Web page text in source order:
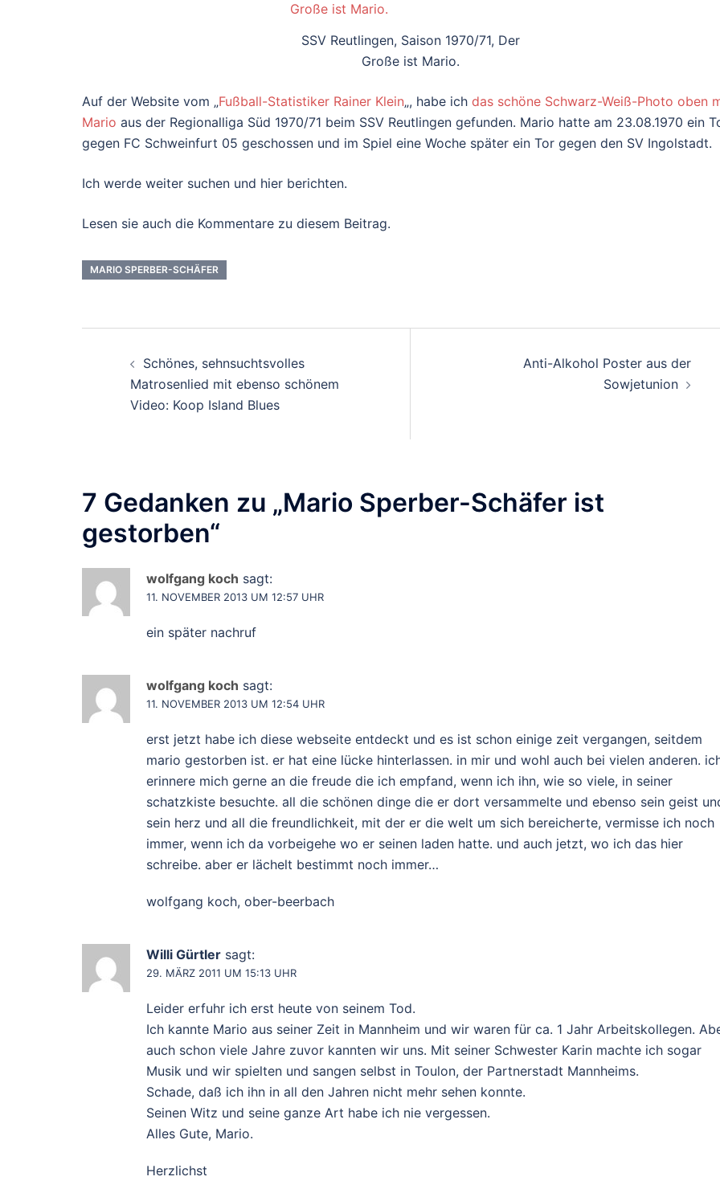
SSV Reutlingen, Saison 1970/71, Der
Große ist Mario.
Auf der Website vom „Fußball-Statistiker Rainer Klein„, habe ich das schöne Schwarz-Weiß-Photo oben
Mario aus der Regionalliga Süd 1970/71 beim SSV Reutlingen gefunden. Mario hatte am 23.08.1970 ein
gegen FC Schweinfurt 05 geschossen und im Spiel eine Woche später ein Tor gegen den SV Ingolstadt.
Ich werde weiter suchen und hier berichten.
Lesen sie auch die Kommentare zu diesem Beitrag.
MARIO SPERBER-SCHÄFER
Beitragsnavigation
Schönes, sehnsuchtsvolles
Matrosenlied mit ebenso schönem
Video: Koop Island Blues
Anti-Alkohol Poster aus der
Sowjetunion
7 Gedanken zu „Mario Sperber-Schäfer ist
gestorben“
wolfgang koch sagt:
11. NOVEMBER 2013 UM 12:57 UHR
ein später nachruf
wolfgang koch sagt:
11. NOVEMBER 2013 UM 12:54 UHR
erst jetzt habe ich diese webseite entdeckt und es ist schon einige zeit vergangen, seitdem
mario gestorben ist. er hat eine lücke hinterlassen. in mir und wohl auch bei vielen anderen.
erinnere mich gerne an die freude die ich empfand, wenn ich ihn, wie so viele, in seiner
schatzkiste besuchte. all die schönen dinge die er dort versammelte und ebenso sein geist
sein herz und all die freundlichkeit, mit der er die welt um sich bereicherte, vermisse ich noch
immer, wenn ich da vorbeigehe wo er seinen laden hatte. und auch jetzt, wo ich das hier
schreibe. aber er lächelt bestimmt noch immer…
wolfgang koch, ober-beerbach
Willi Gürtler sagt:
29. MÄRZ 2011 UM 15:13 UHR
Leider erfuhr ich erst heute von seinem Tod.
Ich kannte Mario aus seiner Zeit in Mannheim und wir waren für ca. 1 Jahr Arbeitskollegen.
auch schon viele Jahre zuvor kannten wir uns. Mit seiner Schwester Karin machte ich sogar
Musik und wir spielten und sangen selbst in Toulon, der Partnerstadt Mannheims.
Schade, daß ich ihn in all den Jahren nicht mehr sehen konnte.
Seinen Witz und seine ganze Art habe ich nie vergessen.
Alles Gute, Mario.
Herzlichst